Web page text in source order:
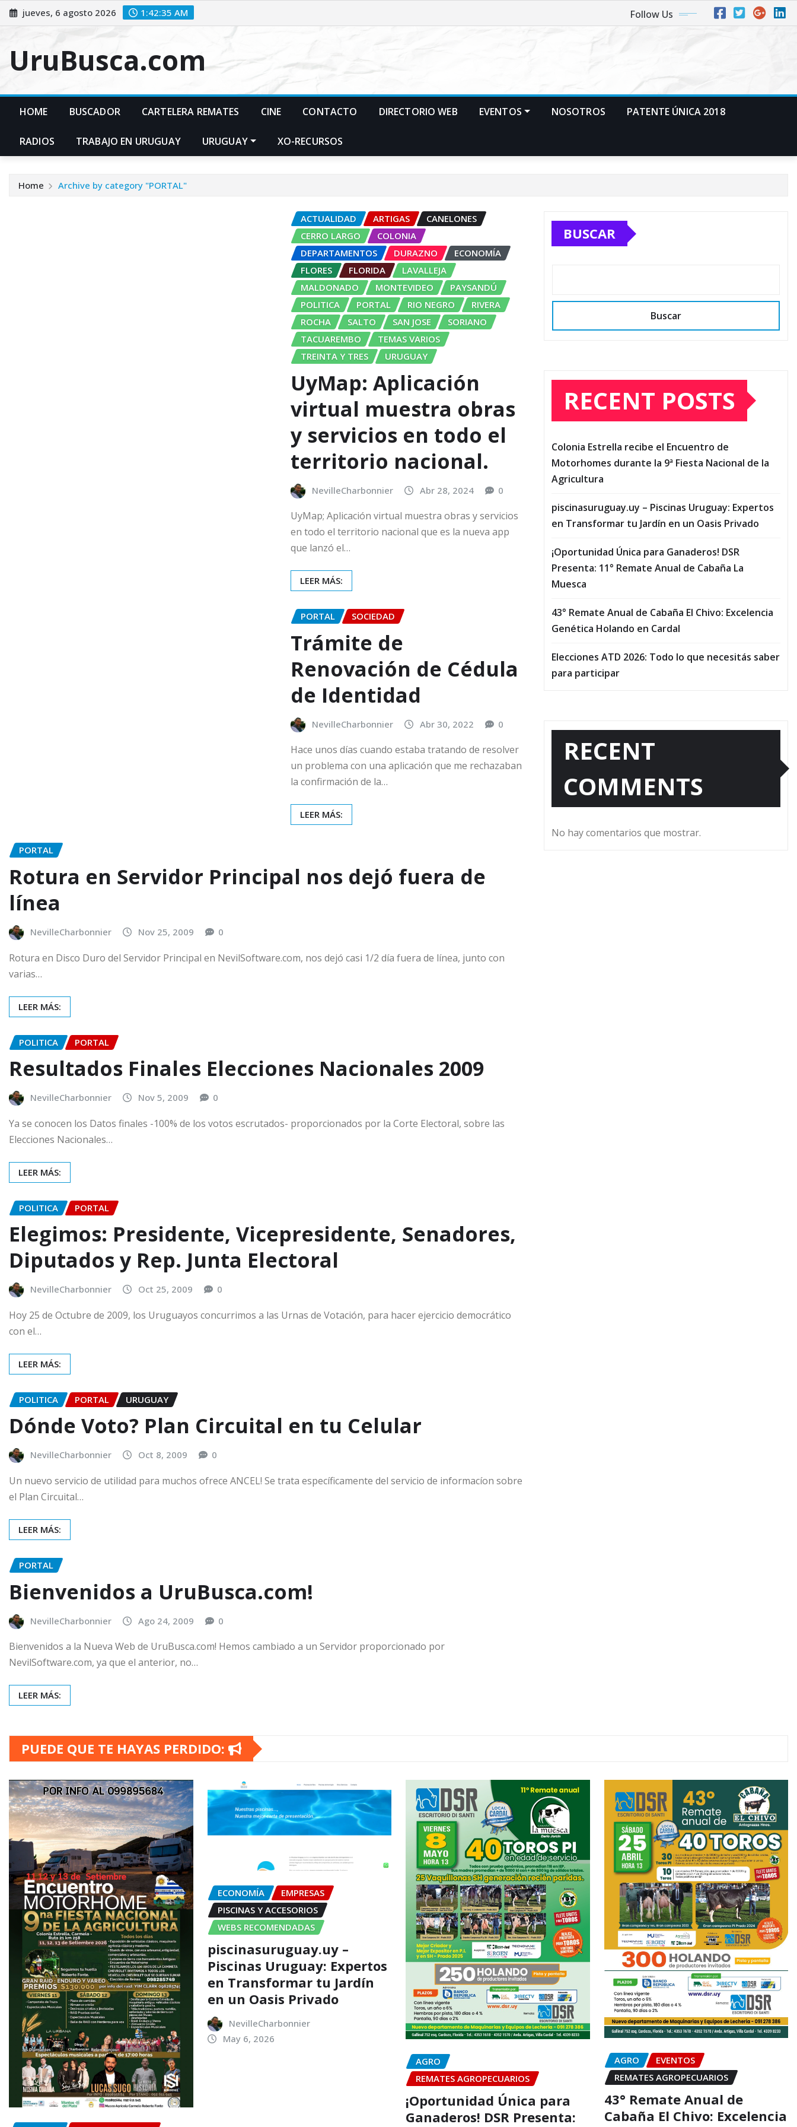
Skip
to
jueves, 6 agosto 2026 1:42:36 AM Follow Us
UruBusca.com
HOME BUSCADOR CARTELERA REMATES CINE CONTACTO DIRECTORIO WEB EVENTOS NOSOTROS PATENTE ÚNICA 2018
RADIOS TRABAJO EN URUGUAY URUGUAY XO-RECURSOS
Home Archive by category "PORTAL"
ACTUALIDAD ARTIGAS
CANELONES
CERRO LARGO
COLONIA
DEPARTAMENTOS
DURAZNO
ECONOMÍA
FLORES
FLORIDA
LAVALLEJA
MALDONADO
MONTEVIDEO
PAYSANDÚ
POLITICA
PORTAL RIO NEGRO
RIVERA
ROCHA
SALTO SAN JOSE
SORIANO
TACUAREMBO
TEMAS VARIOS
TREINTA Y TRES
URUGUAY
UyMap: Aplicación
virtual muestra obras
y servicios en todo el
territorio nacional.
NevilleCharbonnier Abr 28, 2024 0
UyMap; Aplicación virtual muestra obras y servicios
en todo el territorio nacional que es la nueva app
que lanzó el…
LEER MÁS:
PORTAL SOCIEDAD
Trámite de
Renovación de Cédula
de Identidad
NevilleCharbonnier Abr 30, 2022 0
Hace unos días cuando estaba tratando de resolver
un problema con una aplicación que me rechazaban
la confirmación de la…
LEER MÁS:
PORTAL
Rotura en Servidor Principal nos dejó fuera de
línea
NevilleCharbonnier Nov 25, 2009 0
Rotura en Disco Duro del Servidor Principal en NevilSoftware.com, nos dejó casi 1/2 día fuera de línea, junto con
varias…
LEER MÁS:
POLITICA PORTAL
Resultados Finales Elecciones Nacionales 2009
NevilleCharbonnier Nov 5, 2009 0
Ya se conocen los Datos finales -100% de los votos escrutados- proporcionados por la Corte Electoral, sobre las
Elecciones Nacionales…
LEER MÁS:
POLITICA PORTAL
Elegimos: Presidente, Vicepresidente, Senadores,
Diputados y Rep. Junta Electoral
NevilleCharbonnier Oct 25, 2009 0
Hoy 25 de Octubre de 2009, los Uruguayos concurrimos a las Urnas de Votación, para hacer ejercicio democrático
con el…
LEER MÁS:
POLITICA PORTAL URUGUAY
Dónde Voto? Plan Circuital en tu Celular
NevilleCharbonnier Oct 8, 2009 0
Un nuevo servicio de utilidad para muchos ofrece ANCEL! Se trata específicamente del servicio de informacíon sobre
el Plan Circuital…
LEER MÁS:
PORTAL
Bienvenidos a UruBusca.com!
NevilleCharbonnier Ago 24, 2009 0
Bienvenidos a la Nueva Web de UruBusca.com! Hemos cambiado a un Servidor proporcionado por
NevilSoftware.com, ya que el anterior, no…
LEER MÁS:
BUSCAR
Buscar
RECENT POSTS
Colonia Estrella recibe el Encuentro de
Motorhomes durante la 9ª Fiesta Nacional de la
Agricultura
piscinasuruguay.uy – Piscinas Uruguay: Expertos
en Transformar tu Jardín en un Oasis Privado
¡Oportunidad Única para Ganaderos! DSR
Presenta: 11° Remate Anual de Cabaña La
Muesca
43° Remate Anual de Cabaña El Chivo: Excelencia
Genética Holando en Cardal
Elecciones ATD 2026: Todo lo que necesitás saber
para participar
RECENT
COMMENTS
No hay comentarios que mostrar.
PUEDE QUE TE HAYAS PERDIDO:
ECONOMÍA
EMPRESAS
PISCINAS Y ACCESORIOS
WEBS RECOMENDADAS
piscinasuruguay.uy –
Piscinas Uruguay: Expertos
en Transformar tu Jardín
en un Oasis Privado
NevilleCharbonnier
May 6, 2026
AGRO
REMATES AGROPECUARIOS
¡Oportunidad Única para
Ganaderos! DSR Presenta:
AGRO
EVENTOS
REMATES AGROPECUARIOS
43° Remate Anual de
Cabaña El Chivo: Excelencia